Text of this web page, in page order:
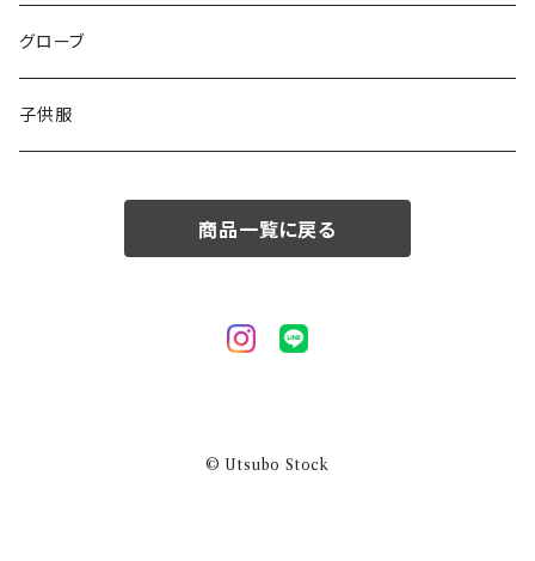
50/XL～
48/L
50/XL～
46/M
48/L
グローブ
子供服
商品一覧に戻る
© Utsubo Stock